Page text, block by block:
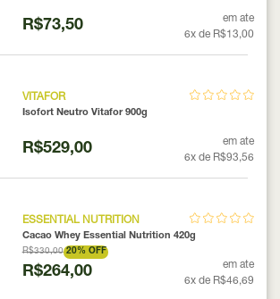
R$73,50
em ate
6x de R$13,00
VITAFOR
Isofort Neutro Vitafor 900g
R$529,00
em ate
6x de R$93,56
ESSENTIAL NUTRITION
Cacao Whey Essential Nutrition 420g
R$330,00 20% OFF
R$264,00
em ate
6x de R$46,69